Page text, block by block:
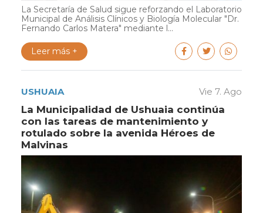
La Secretaría de Salud sigue reforzando el Laboratorio
Municipal de Análisis Clínicos y Biología Molecular "Dr.
Fernando Carlos Matera" mediante l...
Leer más +
USHUAIA Vie 7. Ago
La Municipalidad de Ushuaia continúa
con las tareas de mantenimiento y
rotulado sobre la avenida Héroes de
Malvinas